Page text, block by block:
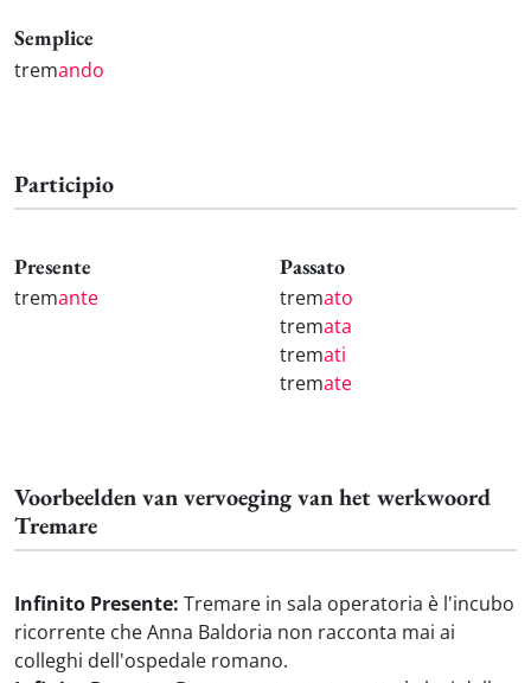
Semplice
tremando
Participio
Presente
tremante
Passato
tremato
tremata
tremati
tremate
Voorbeelden van vervoeging van het werkwoord
Tremare
Infinito Presente: Tremare in sala operatoria è l'incubo
ricorrente che Anna Baldoria non racconta mai ai
colleghi dell'ospedale romano.